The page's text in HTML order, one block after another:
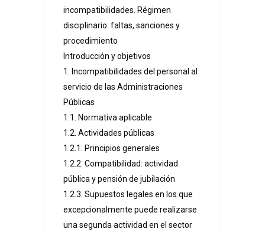
incompatibilidades. Régimen
disciplinario: faltas, sanciones y
procedimiento
Introducción y objetivos
1. Incompatibilidades del personal al
servicio de las Administraciones
Públicas
1.1. Normativa aplicable
1.2. Actividades públicas
1.2.1. Principios generales
1.2.2. Compatibilidad: actividad
pública y pensión de jubilación
1.2.3. Supuestos legales en los que
excepcionalmente puede realizarse
una segunda actividad en el sector